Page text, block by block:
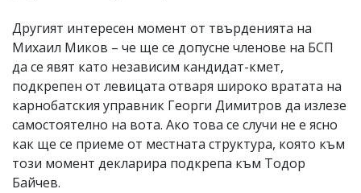
Другият интересен момент от твърденията на
Михаил Миков – че ще се допусне членове на БСП
да се явят като независим кандидат-кмет,
подкрепен от левицата отваря широко вратата на
карнобатския управник Георги Димитров да излезе
самостоятелно на вота. Ако това се случи не е ясно
как ще се приеме от местната структура, която към
този момент декларира подкрепа към Тодор
Байчев.